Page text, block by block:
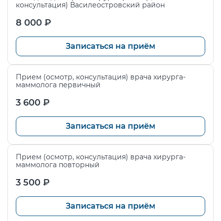
на каждом этапе лечения.
консультация) Василеостровский район
8 000 ₽
Записаться на приём
Прием (осмотр, консультация) врача хирурга-
маммолога первичный
3 600 ₽
Записаться на приём
Прием (осмотр, консультация) врача хирурга-
маммолога повторный
3 500 ₽
Записаться на приём